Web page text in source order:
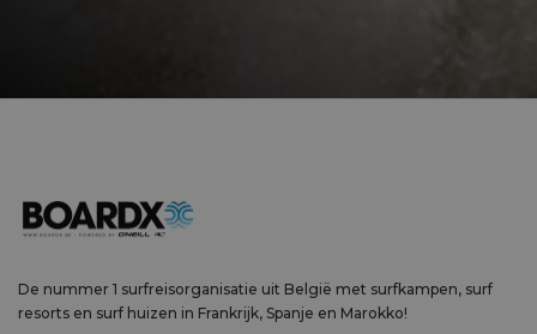
De nummer 1 surfreisorganisatie uit België met surfkampen, surf
resorts en surf huizen in Frankrijk, Spanje en Marokko!